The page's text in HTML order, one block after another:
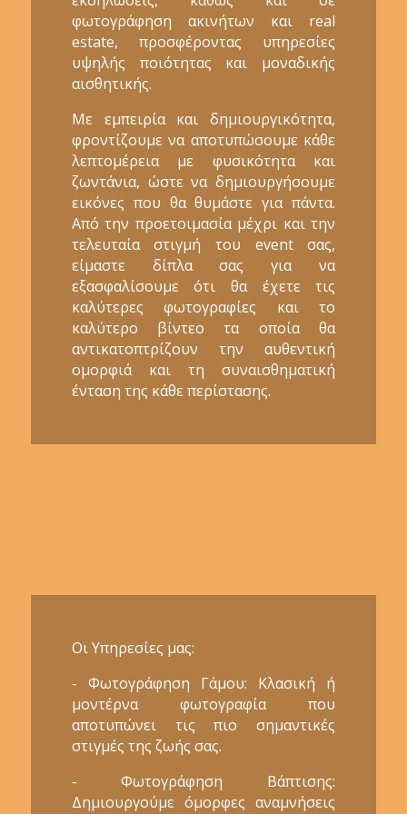
φωτογράφηση ακινήτων και real
estate, προσφέροντας υπηρεσίες
υψηλής ποιότητας και μοναδικής
αισθητικής.
Με εμπειρία και δημιουργικότητα,
φροντίζουμε να αποτυπώσουμε κάθε
λεπτομέρεια με φυσικότητα και
ζωντάνια, ώστε να δημιουργήσουμε
εικόνες που θα θυμάστε για πάντα.
Από την προετοιμασία μέχρι και την
τελευταία στιγμή του event σας,
είμαστε δίπλα σας για να
εξασφαλίσουμε ότι θα έχετε τις
καλύτερες φωτογραφίες και το
καλύτερο βίντεο τα οποία θα
αντικατοπτρίζουν την αυθεντική
ομορφιά και τη συναισθηματική
ένταση της κάθε περίστασης.
Οι Υπηρεσίες μας:
- Φωτογράφηση Γάμου: Κλασική ή
μοντέρνα φωτογραφία που
αποτυπώνει τις πιο σημαντικές
στιγμές της ζωής σας.
- Φωτογράφηση Βάπτισης:
Δημιουργούμε όμορφες αναμνήσεις